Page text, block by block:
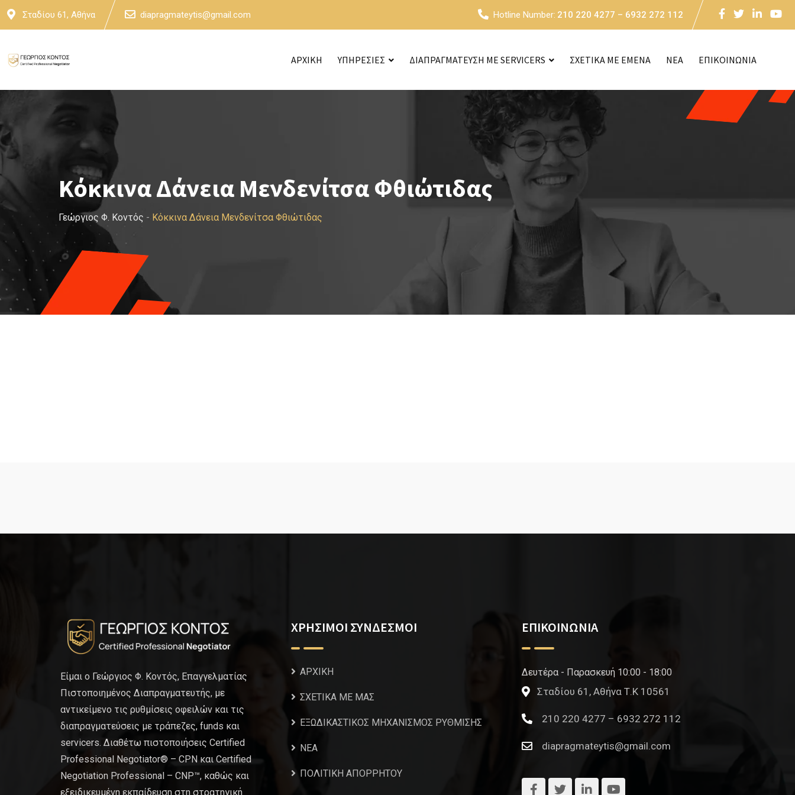
Skip
Σταδίου 61, Αθήνα diapragmateytis@gmail.com Hotline Number: 210 220 4277 – 6932 272 112
ΑΡΧΙΚΗ ΥΠΗΡΕΣΙΕΣ ΔΙΑΠΡΑΓΜΑΤΕΥΣΗ ΜΕ SERVICERS ΣΧΕΤΙΚΑ ΜΕ ΕΜΕΝΑ NEA ΕΠΙΚΟΙΝΩΝΙΑ
Κόκκινα Δάνεια Μενδενίτσα Φθιώτιδας
Γεώργιος Φ. Κοντός - Κόκκινα Δάνεια Μενδενίτσα Φθιώτιδας
Είμαι ο Γεώργιος Φ. Κοντός, Επαγγελματίας
Πιστοποιημένος Διαπραγματευτής, με
αντικείμενο τις ρυθμίσεις οφειλών και τις
διαπραγματεύσεις με τράπεζες, funds και
servicers. Διαθέτω πιστοποιήσεις Certified
Professional Negotiator® – CPN και Certified
Negotiation Professional – CNP™, καθώς και
εξειδικευμένη εκπαίδευση στη στρατηγική
ΧΡΗΣΙΜΟΙ ΣΥΝΔΕΣΜΟΙ
ΑΡΧΙΚΗ
ΣΧΕΤΙΚΑ ΜΕ ΜΑΣ
ΕΞΩΔΙΚΑΣΤΙΚΟΣ ΜΗΧΑΝΙΣΜΟΣ ΡΥΘΜΙΣΗΣ
NEA
ΠΟΛΙΤΙΚΗ ΑΠΟΡΡΗΤΟΥ
ΕΠΙΚΟΙΝΩΝΙΑ
Δευτέρα - Παρασκευή 10:00 - 18:00
Σταδίου 61, Αθήνα Τ.Κ 10561
210 220 4277 – 6932 272 112
diapragmateytis@gmail.com